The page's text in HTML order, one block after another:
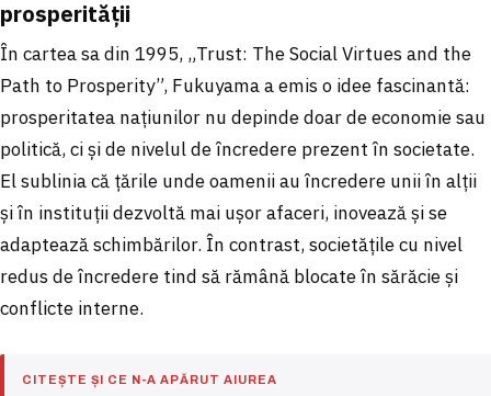
prosperității
În cartea sa din 1995, „Trust: The Social Virtues and the
Path to Prosperity”, Fukuyama a emis o idee fascinantă:
prosperitatea națiunilor nu depinde doar de economie sau
politică, ci și de nivelul de încredere prezent în societate.
El sublinia că țările unde oamenii au încredere unii în alții
și în instituții dezvoltă mai ușor afaceri, inovează și se
adaptează schimbărilor. În contrast, societățile cu nivel
redus de încredere tind să rămână blocate în sărăcie și
conflicte interne.
CITEȘTE ȘI CE N-A APĂRUT AIUREA